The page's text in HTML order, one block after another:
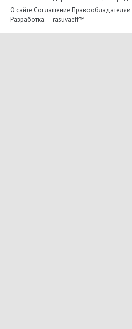
О сайте Соглашение Правообладателям
Разработка — rasuvaeff™